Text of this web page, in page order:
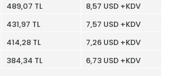
489,07 TL
8,57 USD +KDV
431,97 TL
7,57 USD +KDV
414,28 TL
7,26 USD +KDV
384,34 TL
6,73 USD +KDV